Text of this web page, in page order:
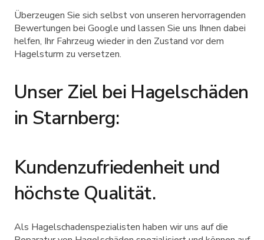
Überzeugen Sie sich selbst von unseren hervorragenden
Bewertungen bei Google und lassen Sie uns Ihnen dabei
helfen, Ihr Fahrzeug wieder in den Zustand vor dem
Hagelsturm zu versetzen.
Unser Ziel bei Hagelschäden
in Starnberg:
Kundenzufriedenheit und
höchste Qualität.
Als Hagelschadenspezialisten haben wir uns auf die